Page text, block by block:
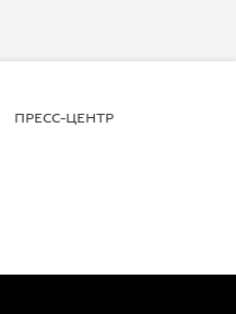
ПРЕСС-ЦЕНТР